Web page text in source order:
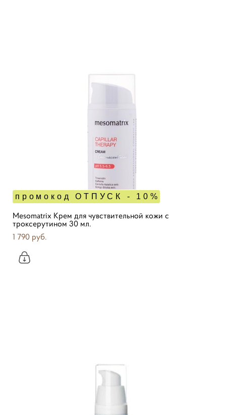
промокод ОТПУСК - 10%
Mesomatrix Крем для чувствительной кожи с
троксерутином 30 мл.
1 790 pуб.